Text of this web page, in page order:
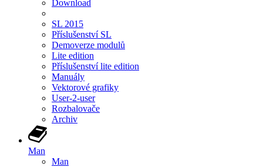
Download
SL 2015
Příslušenství SL
Demoverze modulů
Lite edition
Příslušenství lite edition
Manuály
Vektorové grafiky
User-2-user
Rozbalovače
Archiv
Man
Man